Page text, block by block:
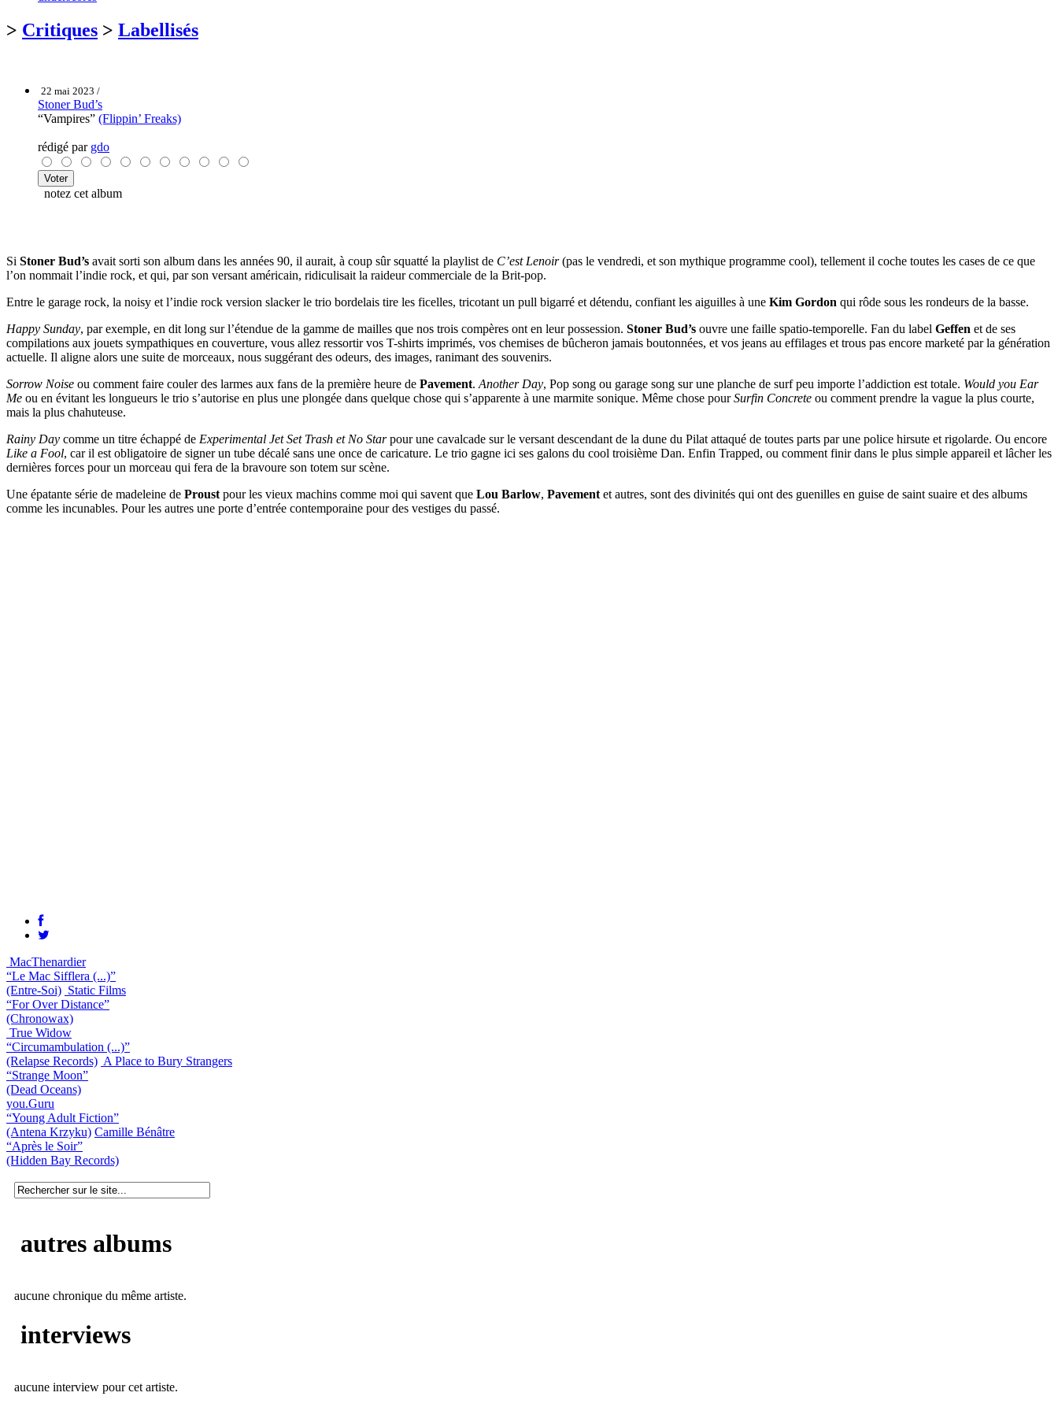
> Critiques > Labellisés
22 mai 2023 /
Stoner Bud’s
“Vampires” (Flippin’ Freaks)
rédigé par gdo
notez cet album
Si Stoner Bud’s avait sorti son album dans les années 90, il aurait, à coup sûr squatté la playlist de C’est Lenoir(pas le vendredi, et son mythique programme cool), tellement il coche toutes les cases de ce que
l’on nommait l’indie rock, et qui, par son versant américain, ridiculisait la raideur commerciale de la Brit-pop.
Entre le garage rock, la noisy et l’indie rock version slacker le trio bordelais tire les ficelles, tricotant un pull bigarré et détendu, confiant les aiguilles à une Kim Gordon qui rôde sous les rondeurs de la basse.
Happy Sunday, par exemple, en dit long sur l’étendue de la gamme de mailles que nos trois compères ont en leur possession. Stoner Bud’s ouvre une faille spatio-temporelle. Fan du label Geffen et de ses
compilations aux jouets sympathiques en couverture, vous allez ressortir vos T-shirts imprimés, vos chemises de bûcheron jamais boutonnées, et vos jeans au effilages et trous pas encore marketé par la génération
actuelle. Il aligne alors une suite de morceaux, nous suggérant des odeurs, des images, ranimant des souvenirs.
Sorrow Noise ou comment faire couler des larmes aux fans de la première heure de Pavement. Another Day, Pop song ou garage song sur une planche de surf peu importe l’addiction est totale. Would you Ear
Me ou en évitant les longueurs le trio s’autorise en plus une plongée dans quelque chose qui s’apparente à une marmite sonique. Même chose pourSurfin Concrete ou comment prendre la vague la plus courte,
mais la plus chahuteuse.
Rainy Day comme un titre échappé de Experimental Jet Set Trash et No Starpour une cavalcade sur le versant descendant de la dune du Pilat attaqué de toutes parts par une police hirsute et rigolarde. Ou encore
Like a Fool, car il est obligatoire de signer un tube décalé sans une once de caricature. Le trio gagne ici ses galons du cool troisième Dan. Enfin Trapped, ou comment finir dans le plus simple appareil et lâcher les
dernières forces pour un morceau qui fera de la bravoure son totem sur scène.
Une épatante série de madeleine de Proust pour les vieux machins comme moi qui savent que Lou Barlow, Pavement et autres, sont des divinités qui ont des guenilles en guise de saint suaire et des albums
comme les incunables. Pour les autres une porte d’entrée contemporaine pour des vestiges du passé.
MacThenardier
“Le Mac Sifflera (...)”
(Entre-Soi) Static Films
“For Over Distance”
(Chronowax)
True Widow
“Circumambulation (...)”
(Relapse Records) A Place to Bury Strangers
“Strange Moon”
(Dead Oceans)
you.Guru
“Young Adult Fiction”
(Antena Krzyku) Camille Bénâtre
“Après le Soir”
(Hidden Bay Records)
autres albums
aucune chronique du même artiste.
interviews
aucune interview pour cet artiste.